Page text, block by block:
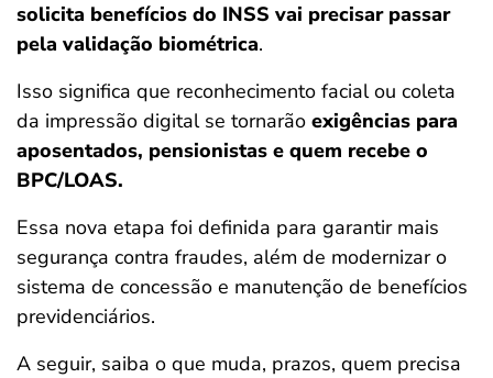
solicita benefícios do INSS vai precisar passar
pela validação biométrica.
Isso significa que reconhecimento facial ou coleta
da impressão digital se tornarão exigências para
aposentados, pensionistas e quem recebe o
BPC/LOAS.
Essa nova etapa foi definida para garantir mais
segurança contra fraudes, além de modernizar o
sistema de concessão e manutenção de benefícios
previdenciários.
A seguir, saiba o que muda, prazos, quem precisa